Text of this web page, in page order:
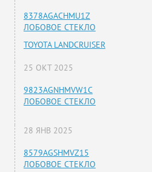
8378AGACHMU1Z
ЛОБОВОЕ СТЕКЛО
TOYOTA LANDCRUISER
25 ОКТ 2025
9823AGNHMVW1C
ЛОБОВОЕ СТЕКЛО
28 ЯНВ 2025
8579AGSHMVZ15
ЛОБОВОЕ СТЕКЛО